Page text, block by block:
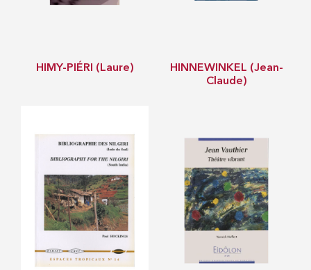
HIMY-PIÉRI (Laure)
HINNEWINKEL (Jean-
Claude)